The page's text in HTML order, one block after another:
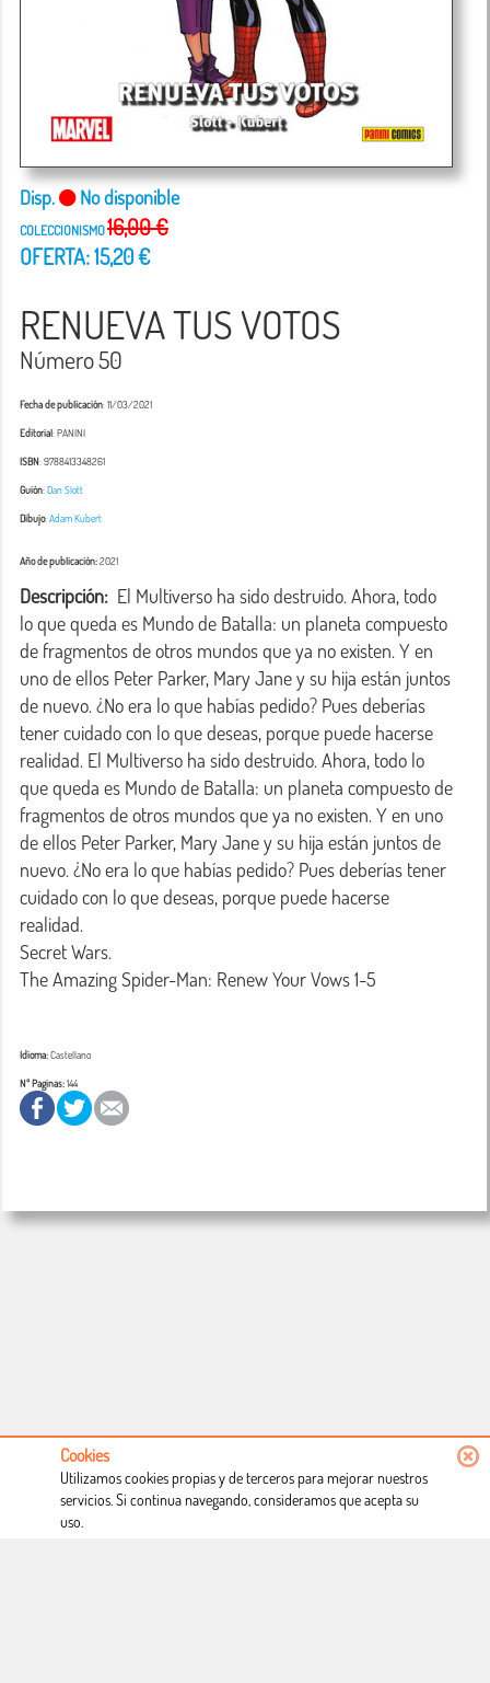
Disp. No disponible
COLECCIONISMO16,00 €
OFERTA: 15,20 €
RENUEVA TUS VOTOS
Número 50
Fecha de publicación: 11/03/2021
Editorial: PANINI
ISBN: 9788413348261
Guión:Dan Slott
Dibujo:Adam Kubert
Año de publicación:2021
Descripción:
  El Multiverso ha sido destruido. Ahora, todo
lo que queda es Mundo de Batalla: un planeta compuesto
de fragmentos de otros mundos que ya no existen. Y en
uno de ellos Peter Parker, Mary Jane y su hija están juntos
de nuevo. ¿No era lo que habías pedido? Pues deberías
tener cuidado con lo que deseas, porque puede hacerse
realidad. El Multiverso ha sido destruido. Ahora, todo lo
que queda es Mundo de Batalla: un planeta compuesto de
fragmentos de otros mundos que ya no existen. Y en uno
de ellos Peter Parker, Mary Jane y su hija están juntos de
nuevo. ¿No era lo que habías pedido? Pues deberías tener
cuidado con lo que deseas, porque puede hacerse
realidad.
Secret Wars.
Idioma:Castellano
Nº Paginas:144
Condiciones de uso
Cookies
Utilizamos cookies propias y de terceros para mejorar nuestros
servicios. Si continua navegando, consideramos que acepta su
uso.